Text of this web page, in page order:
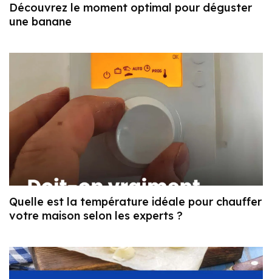
Découvrez le moment optimal pour déguster
une banane
Quelle est la température idéale pour chauffer
votre maison selon les experts ?